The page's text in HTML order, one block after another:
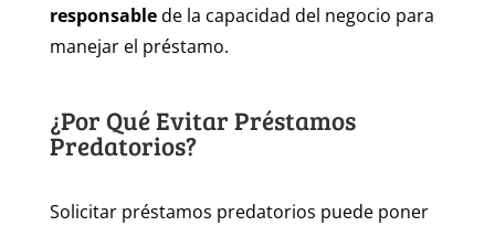
responsablede la capacidad del negocio para
manejar el préstamo.
¿Por Qué Evitar Préstamos
Predatorios?
Solicitar préstamos predatorios puede poner